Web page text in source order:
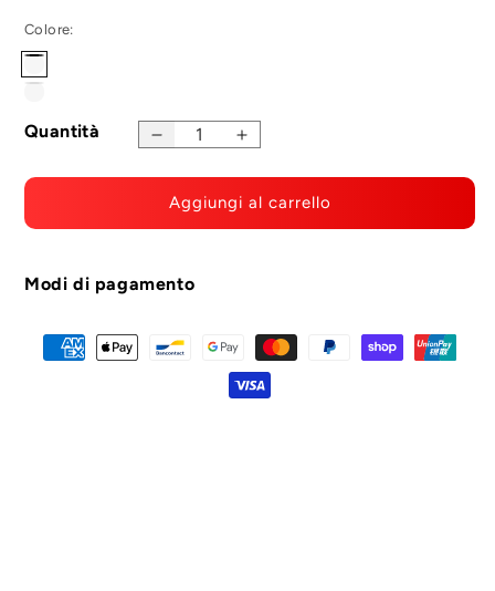
Colore:
esaurita
non
disponibile
Quantità
Diminuire
quantità
per
selfie
Aumenta
quantità
per
Aggiungi al carrello
Modi di pagamento